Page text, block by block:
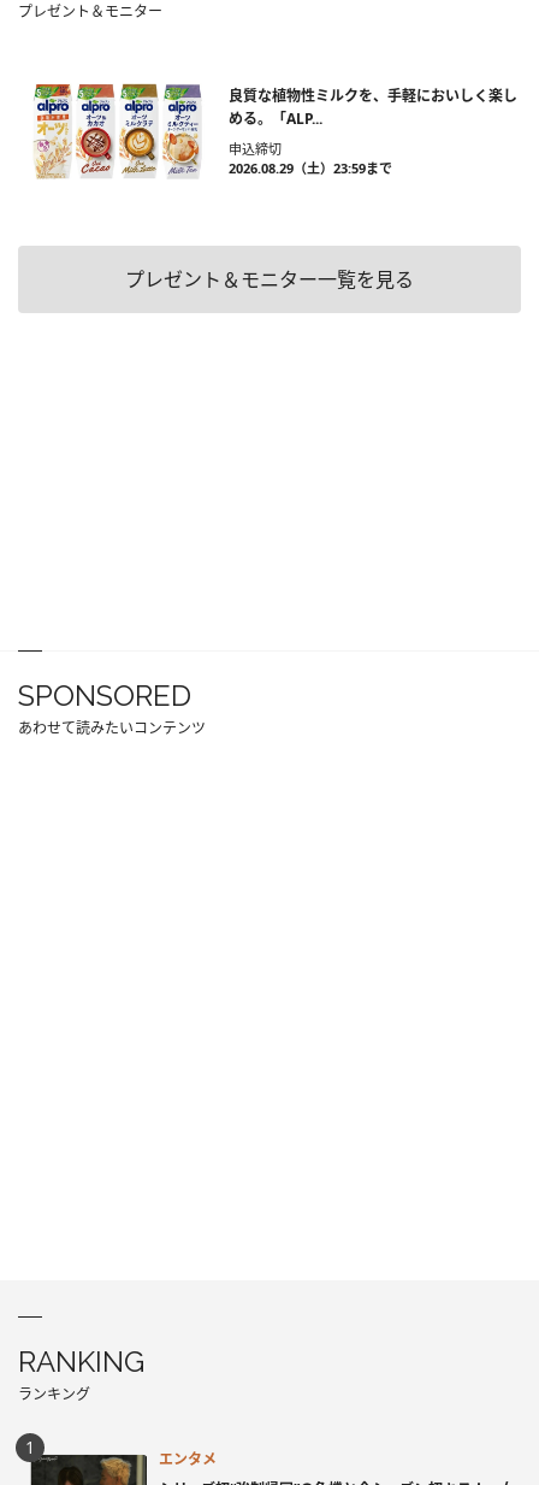
プレゼント＆モニター
良質な植物性ミルクを、手軽においしく楽し
める。「ALP...
申込締切
2026.08.29（土）23:59まで
プレゼント＆モニター一覧を見る
SPONSORED
あわせて読みたいコンテンツ
RANKING
ランキング
エンタメ